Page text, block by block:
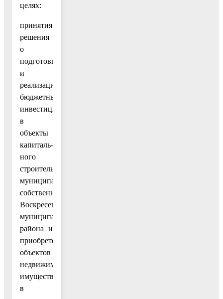
целях:
принятия
решения
о
подготовке
и
реализации
бюджетных
инвестиций
в
объекты
капиталь-
ного
строительства
муниципальной
собственности
Воскресенского
муниципального
района и
приобретение
объектов
недвижимого
имущества
в